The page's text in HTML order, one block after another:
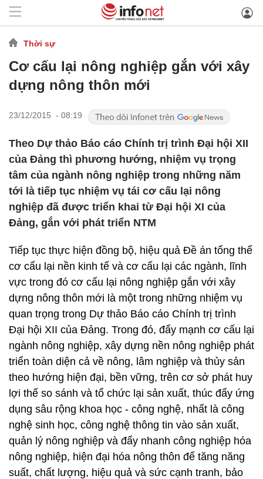
Thời sự
Cơ cấu lại nông nghiệp gắn với xây
dựng nông thôn mới
23/12/2015 - 08:19
Theo Dự thảo Báo cáo Chính trị trình Đại hội XII
của Đảng thì phương hướng, nhiệm vụ trọng
tâm của ngành nông nghiệp trong những năm
tới là tiếp tục nhiệm vụ tái cơ cấu lại nông
nghiệp đã được triển khai từ Đại hội XI của
Đảng, gắn với phát triển NTM
Tiếp tục thực hiện đồng bộ, hiệu quả Đề án tổng thể
cơ cấu lại nền kinh tế và cơ cấu lại các ngành, lĩnh
vực trong đó cơ cấu lại nông nghiệp gắn với xây
dựng nông thôn mới là một trong những nhiệm vụ
quan trọng trong Dự thảo Báo cáo Chính trị trình
Đại hội XII của Đảng. Trong đó, đẩy mạnh cơ cấu lại
ngành nông nghiệp, xây dựng nền nông nghiệp phát
triển toàn diện cả về nông, lâm nghiệp và thủy sản
theo hướng hiện đại, bền vững, trên cơ sở phát huy
lợi thế so sánh và tổ chức lại sản xuất, thúc đẩy ứng
dụng sâu rộng khoa học - công nghệ, nhất là công
nghệ sinh học, công nghệ thông tin vào sản xuất,
quản lý nông nghiệp và đẩy nhanh công nghiệp hóa
nông nghiệp, hiện đại hóa nông thôn để tăng năng
suất, chất lượng, hiệu quả và sức cạnh tranh, bảo